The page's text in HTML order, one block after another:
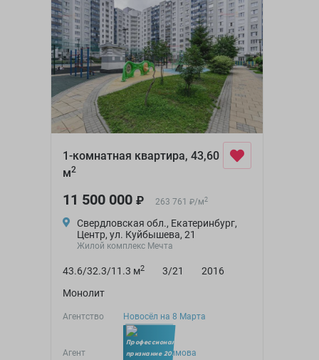
1-комнатная квартира, 43,60
м2
11 500 000 ₽ 263 761 ₽/м2
Свердловская обл., Екатеринбург,
Центр, ул. Куйбышева, 21
Жилой комплекс Мечта
43.6/32.3/11.3 м2 3/21
2016
Монолит
Агентство Новосёл на 8 Марта
Агент Ольга Трофимова